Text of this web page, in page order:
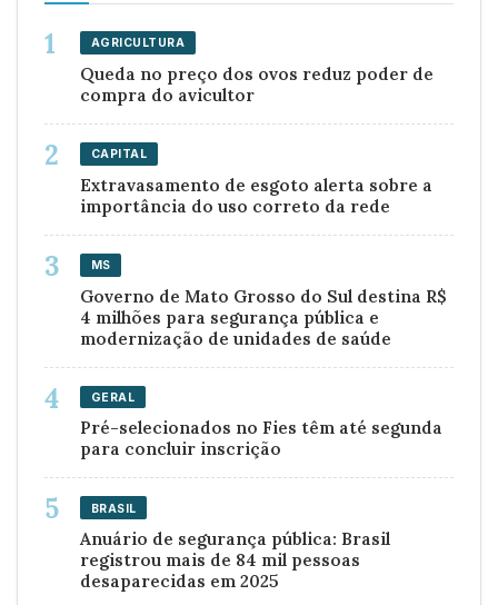
AGRICULTURA
Queda no preço dos ovos reduz poder de
compra do avicultor
CAPITAL
Extravasamento de esgoto alerta sobre a
importância do uso correto da rede
MS
Governo de Mato Grosso do Sul destina R$
4 milhões para segurança pública e
modernização de unidades de saúde
GERAL
Pré-selecionados no Fies têm até segunda
para concluir inscrição
BRASIL
Anuário de segurança pública: Brasil
registrou mais de 84 mil pessoas
desaparecidas em 2025